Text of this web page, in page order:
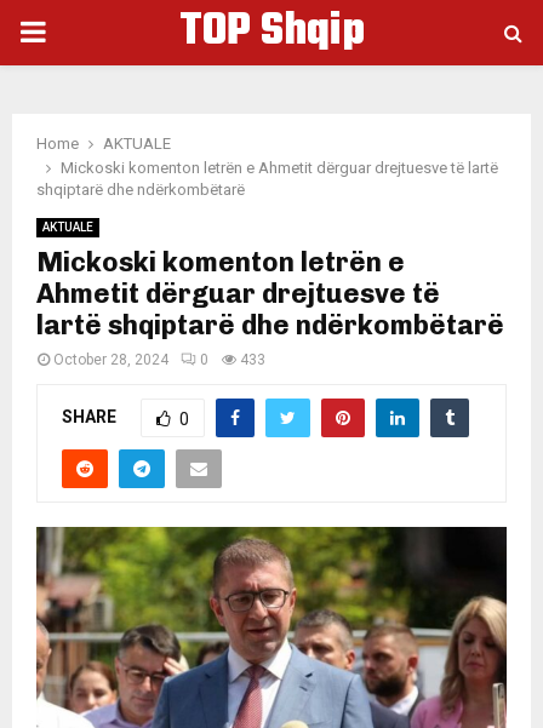
PRIMARY
TOP Shqip
Home
AKTUALE
Mickoski komenton letrën e Ahmetit dërguar drejtuesve të lartë
shqiptarë dhe ndërkombëtarë
AKTUALE
Mickoski komenton letrën e
Ahmetit dërguar drejtuesve të
lartë shqiptarë dhe ndërkombëtarë
October 28, 2024 0 433
SHARE 0